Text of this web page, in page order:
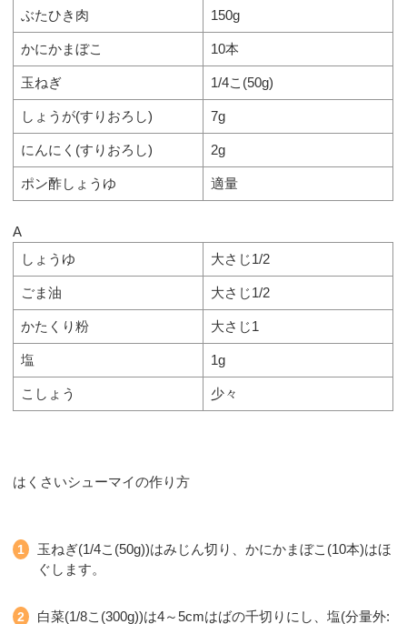
ぶたひき肉 150g
かにかまぼこ 10本
玉ねぎ 1/4こ(50g)
しょうが(すりおろし) 7g
にんにく(すりおろし) 2g
ポン酢しょうゆ 適量
A
しょうゆ
大さじ1/2
ごま油 大さじ1/2
かたくり粉 大さじ1
塩 1g
こしょう 少々
はくさいシューマイの作り方
玉ねぎ(1/4こ(50g))はみじん切り、かにかまぼこ(10本)はほ
ぐします。
白菜(1/8こ(300g))は4～5cmはばの千切りにし、塩(分量外: